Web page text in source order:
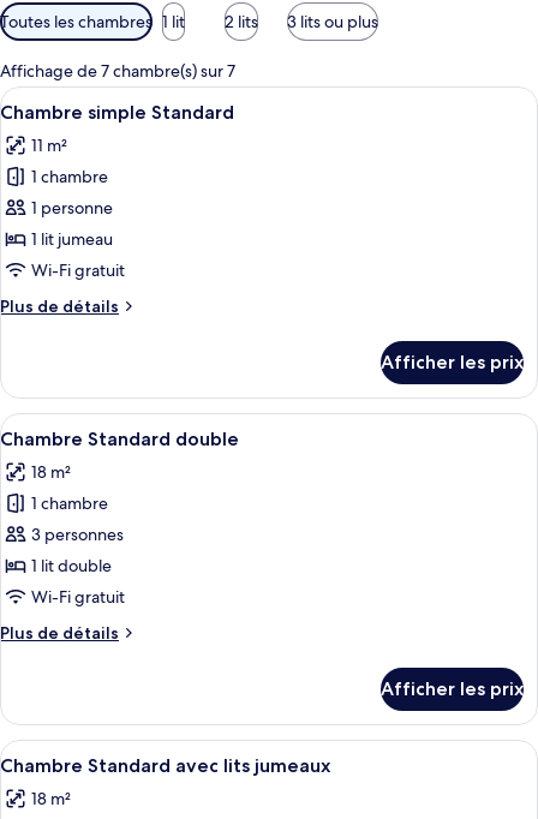
Filtres
disponibles
pour
les
chambres
Toutes les chambres 1 lit 2 lits 3 lits ou plus
Affichage de 7 chambre(s) sur 7
Afficher
toutes
les
photos
pour
ce
type
chambre :
Standard
Chambre simple Standard | Draps
5
Chambre simple Standard
11 m²
1 chambre
1 personne
1 lit jumeau
Wi-Fi gratuit
Plus de détails
Plus
Chambre
simple
Standard
Afficher les prix
Afficher
toutes
les
photos
pour
ce
type
chambre :
double
Une chambre d’hôtel avec un lit,
9
Chambre Standard double
18 m²
1 chambre
3 personnes
1 lit double
Wi-Fi gratuit
Plus de détails
Plus
Chambre
Standard
double
Afficher les prix
Afficher
toutes
les
Une chambre d’hôtel avec deux lits,
8
Chambre Standard avec lits jumeaux
18 m²